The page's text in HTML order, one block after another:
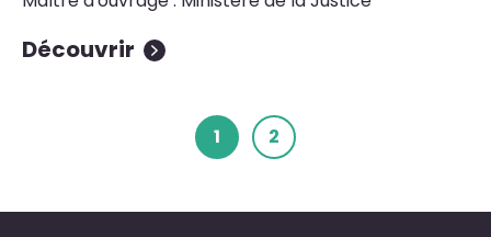
Découvrir
1 2